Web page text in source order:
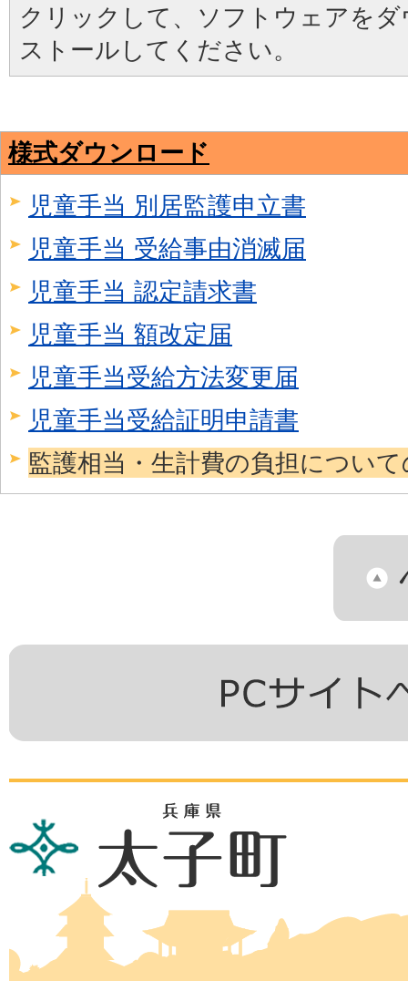
クリックして、ソフトウェアを
ストールしてください。
様式ダウンロード
児童手当 別居監護申立書
児童手当 受給事由消滅届
児童手当 認定請求書
児童手当 額改定届
児童手当受給方法変更届
児童手当受給証明申請書
監護相当・生計費の負担につい
兵
庫
子